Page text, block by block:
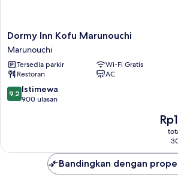
Dormy
Inn
Kofu
Marunouchi
Marunouchi
Dormy Inn Kofu Marunouchi
Marunouchi
Tersedia parkir
Wi-Fi Gratis
Restoran
AC
9.2
dari
9,2 Istimewa
900 ulasan
Harga
Bandingkan dengan